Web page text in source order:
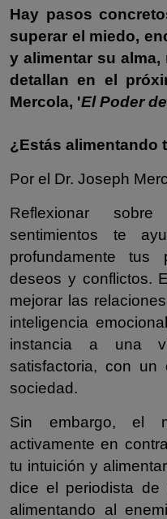
Hay pasos
superar el miedo,
y alimentar su
detallan en el
Mercola, 'El Poder
¿Estás alimentando
Por el Dr. Joseph
Reflexionar
sentimientos te
profundamente tus
deseos y conflictos.
mejorar las
inteligencia
instancia a una
satisfactoria, con
sociedad.
Sin embargo, el
activamente en
tu intuición y
dice el periodista de
alimentando al